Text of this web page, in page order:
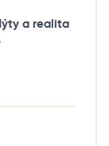
a realita